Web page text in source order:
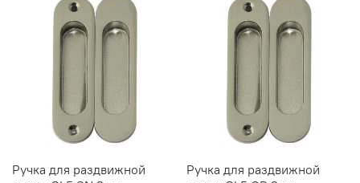
Ручка для раздвижной
Ручка для раздвижной